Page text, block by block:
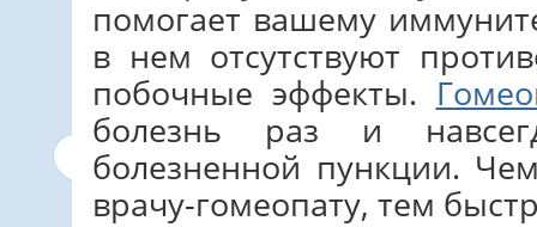
помогает вашему
в нем отсутствуют
побочные эффекты.
болезнь раз и
болезненной пункции.
врачу-гомеопату, тем